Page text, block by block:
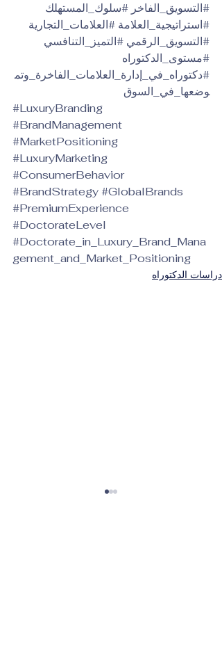
#التسويق_الفاخر #سلوك_المستهلك
#استراتيجية_العلامة #العلامات_التجارية
#التسويق_الرقمي #التميز_التنافسي
#مستوى_الدكتوراه
#دكتوراه_في_إدارة_العلامات_الفاخرة_وتم
وضعها_في_السوق
#LuxuryBranding
#BrandManagement
#MarketPositioning
#LuxuryMarketing
#ConsumerBehavior
#BrandStrategy#GlobalBrands
#PremiumExperience
#DoctorateLevel
#Doctorate_in_Luxury_Brand_Mana
gement_and_Market_Positioning
دراسات الدكتوراه